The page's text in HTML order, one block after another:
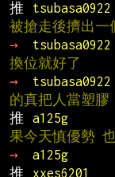
推
tsubasa0922
被搶走後擠出一
→
tsubasa0922
換位就好了
→
tsubasa0922
的真把人當塑膠
推
a125g
果今天慎優勢
→
a125g
推
xxes6201